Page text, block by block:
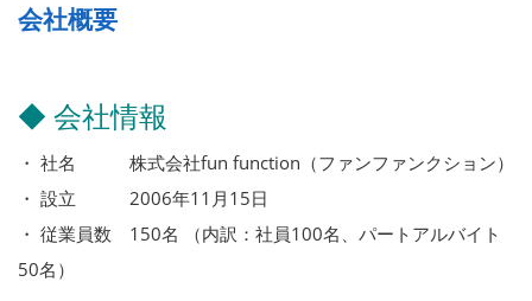
会社概要
◆ 会社情報
・ 社名 株式会社fun function（ファンファンクション）
・ 設立 2006年11月15日
・ 従業員数 150名 （内訳：社員100名、パートアルバイト
50名）